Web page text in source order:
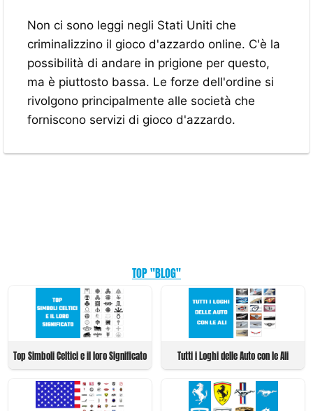
Non ci sono leggi negli Stati Uniti che
criminalizzino il gioco d'azzardo online. C'è la
possibilità di andare in prigione per questo,
ma è piuttosto bassa. Le forze dell'ordine si
rivolgono principalmente alle società che
forniscono servizi di gioco d'azzardo.
TOP "BLOG"
Top Simboli Celtici e il loro Significato Tutti i Loghi delle Auto con le Ali